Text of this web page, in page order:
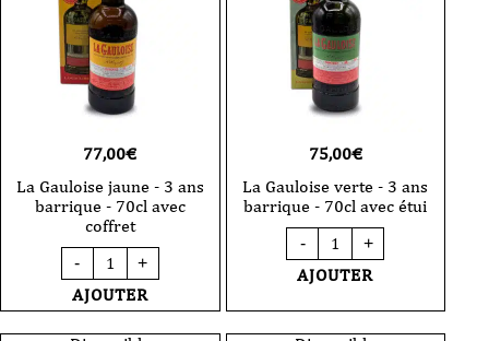
77,00€
La Gauloise jaune - 3 ans
barrique - 70cl avec
coffret
-
quantité
de
La
Gauloise
+
AJOUTER
75,00€
La Gauloise verte - 3 ans
barrique - 70cl avec étui
-
quantité
de
La
Gauloise
+
AJOUTER